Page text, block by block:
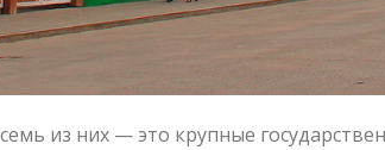
из них — это крупные